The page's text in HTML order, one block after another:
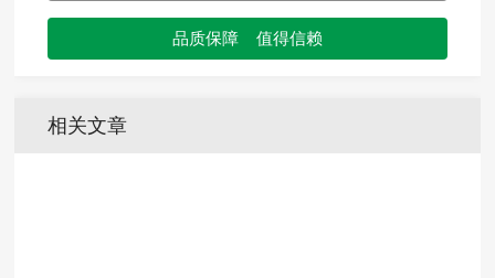
品质保障 值得信赖
相关文章